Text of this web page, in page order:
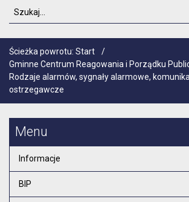
Szukaj
Ścieżka powrotu: Start
/
Gminne Centrum Reagowania i Porządku
Rodzaje alarmów, sygnały alarmowe,
ostrzegawcze
Menu
Informacje
BIP